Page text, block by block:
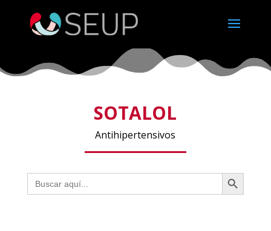
SOTALOL
Antihipertensivos
Buscar: Botón de búsqueda